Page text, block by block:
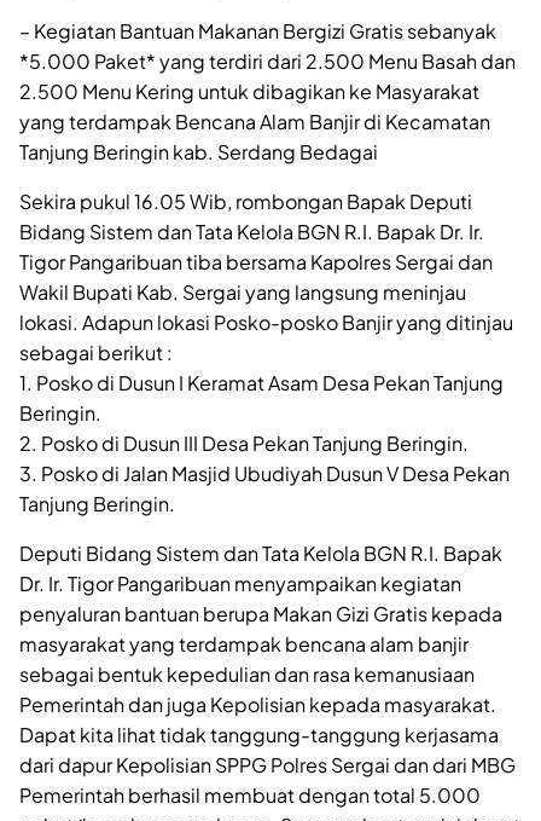
– Kegiatan Bantuan Makanan Bergizi Gratis sebanyak
*5.000 Paket* yang terdiri dari 2.500 Menu Basah dan
2.500 Menu Kering untuk dibagikan ke Masyarakat
yang terdampak Bencana Alam Banjir di Kecamatan
Tanjung Beringin kab. Serdang Bedagai
Sekira pukul 16.05 Wib, rombongan Bapak Deputi
Bidang Sistem dan Tata Kelola BGN R.I. Bapak Dr. Ir.
Tigor Pangaribuan tiba bersama Kapolres Sergai dan
Wakil Bupati Kab. Sergai yang langsung meninjau
lokasi. Adapun lokasi Posko-posko Banjir yang ditinjau
sebagai berikut :
1. Posko di Dusun I Keramat Asam Desa Pekan Tanjung
Beringin.
2. Posko di Dusun III Desa Pekan Tanjung Beringin.
3. Posko di Jalan Masjid Ubudiyah Dusun V Desa Pekan
Tanjung Beringin.
Deputi Bidang Sistem dan Tata Kelola BGN R.I. Bapak
Dr. Ir. Tigor Pangaribuan menyampaikan kegiatan
penyaluran bantuan berupa Makan Gizi Gratis kepada
masyarakat yang terdampak bencana alam banjir
sebagai bentuk kepedulian dan rasa kemanusiaan
Pemerintah dan juga Kepolisian kepada masyarakat.
Dapat kita lihat tidak tanggung-tanggung kerjasama
dari dapur Kepolisian SPPG Polres Sergai dan dari MBG
Pemerintah berhasil membuat dengan total 5.000